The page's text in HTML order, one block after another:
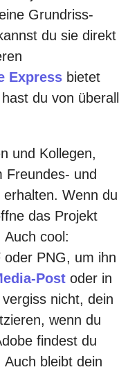
Grundriss-
du sie direkt
Express bietet
du von überall
und Kollegen,
Freundes- und
Wenn du
das Projekt
cool:
oder PNG, um ihn
Post oder in
nicht, dein
wenn du
findest du
Auch bleibt dein